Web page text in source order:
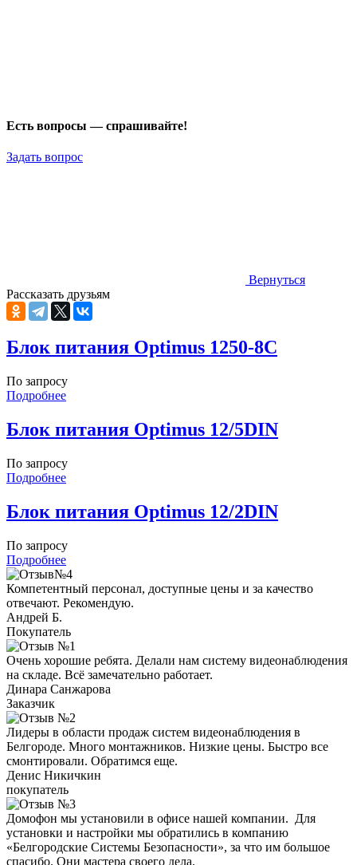
Есть вопросы — спрашивайте!
Задать вопрос
Вернуться
Рассказать друзьям
Блок питания Optimus 1250-8C
По запросу
Подробнее
Блок питания Optimus 12/5DIN
По запросу
Подробнее
Блок питания Optimus 12/2DIN
По запросу
Подробнее
Компетентный персонал, доступные цены и за качество
отвечают. Рекомендую.
Андрей Б.
Покупатель
Очень хорошие ребята. Делали нам систему видеонаблюдения
на складе. Всё замечательно работает.
Динара Санжарова
Заказчик
Лидеры в области продаж систем видеонаблюдения в
Белгороде. Много монтажников. Низкие цены. Быстро все
смонтировали. Обратимся еще.
Денис Никичкин
покупатель
Домофон мы установили в офисе нашей компании. Для
установки и настройки мы обратились в компанию
«Белгородские Системы Безопасности», за что им большое
спасибо. Они мастера своего дела.